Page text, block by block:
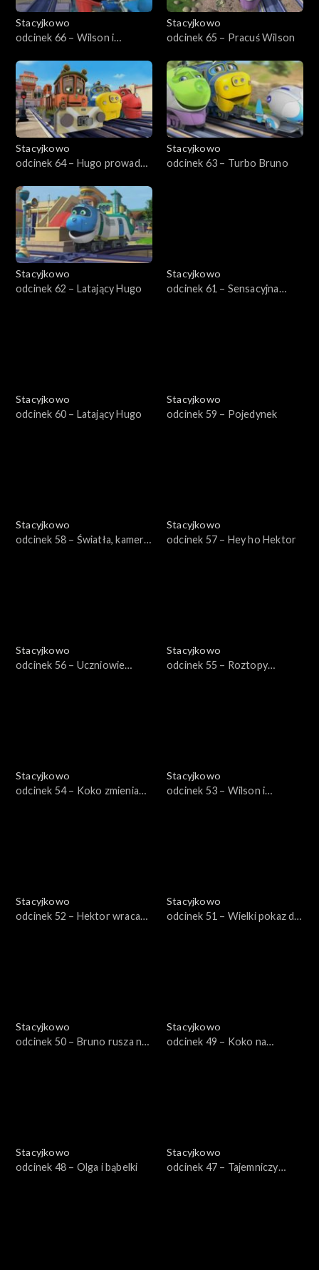
Stacyjkowo
odcinek 66 – Wilson i
Stacyjkowo
odcinek 65 – Pracuś Wilson
Stacyjkowo
odcinek 64 – Hugo prowadzi
Stacyjkowo
odcinek 63 – Turbo Bruno
Stacyjkowo
odcinek 62 – Latający Hugo
Stacyjkowo
odcinek 61 – Sensacyjna
Stacyjkowo
odcinek 60 – Latający Hugo
Stacyjkowo
odcinek 59 – Pojedynek
Stacyjkowo
odcinek 58 – Światła, kamera,
Stacyjkowo
odcinek 57 – Hey ho Hektor
Stacyjkowo
odcinek 56 – Uczniowie
Stacyjkowo
odcinek 55 – Roztopy
Stacyjkowo
odcinek 54 – Koko zmienia
Stacyjkowo
odcinek 53 – Wilson i
Stacyjkowo
odcinek 52 – Hektor wraca
Stacyjkowo
odcinek 51 – Wielki pokaz dla
Stacyjkowo
odcinek 50 – Bruno rusza na
Stacyjkowo
odcinek 49 – Koko na
Stacyjkowo
odcinek 48 – Olga i bąbelki
Stacyjkowo
odcinek 47 – Tajemniczy